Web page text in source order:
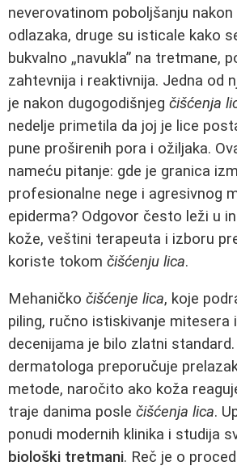
neverovatinom poboljšanju
odlazaka, druge su isticale kako
bukvalno „navukla” na tretmane,
zahtevnija i reaktivnija. Jedna od
je nakon dugogodišnjeg čišćenja
nedelje primetila da joj je lice
pune proširenih pora i ožiljaka.
nameću pitanje: gde je granica
profesionalne nege i agresivnog
epiderma? Odgovor često leži u
kože, veštini terapeuta i izboru
koriste tokom čišćenju lica.
Mehaničko čišćenje lica, koje
piling, ručno istiskivanje mitesera
decenijama je bilo zlatni
dermatologa preporučuje
metode, naročito ako koža
traje danima posle čišćenja lica.
ponudi modernih klinika i studija
biološki tretmani. Reč je o